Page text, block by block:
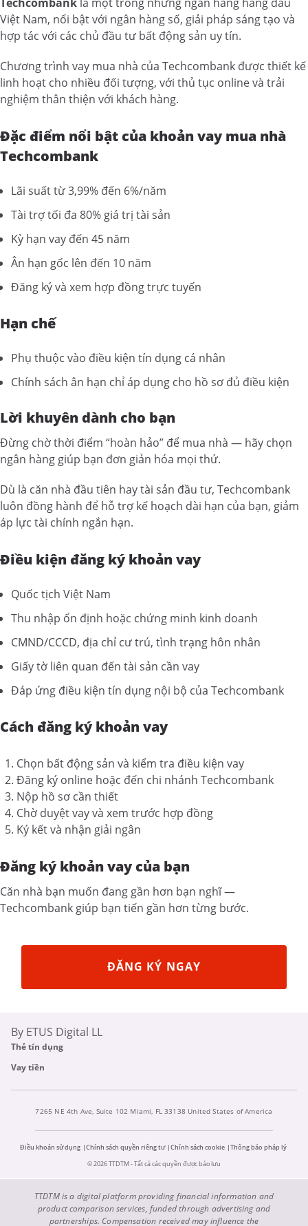
Việt Nam, nổi bật với ngân hàng số, giải pháp sáng tạo và
hợp tác với các chủ đầu tư bất động sản uy tín.
Chương trình vay mua nhà của Techcombank được thiết kế
linh hoạt cho nhiều đối tượng, với thủ tục online và trải
nghiệm thân thiện với khách hàng.
Đặc điểm nổi bật của khoản vay mua nhà
Techcombank
Lãi suất từ 3,99% đến 6%/năm
Tài trợ tối đa 80% giá trị tài sản
Kỳ hạn vay đến 45 năm
Ân hạn gốc lên đến 10 năm
Đăng ký và xem hợp đồng trực tuyến
Hạn chế
Phụ thuộc vào điều kiện tín dụng cá nhân
Chính sách ân hạn chỉ áp dụng cho hồ sơ đủ điều kiện
Lời khuyên dành cho bạn
Đừng chờ thời điểm “hoàn hảo” để mua nhà — hãy chọn
ngân hàng giúp bạn đơn giản hóa mọi thứ.
Dù là căn nhà đầu tiên hay tài sản đầu tư, Techcombank
luôn đồng hành để hỗ trợ kế hoạch dài hạn của bạn, giảm
áp lực tài chính ngắn hạn.
Điều kiện đăng ký khoản vay
Quốc tịch Việt Nam
Thu nhập ổn định hoặc chứng minh kinh doanh
CMND/CCCD, địa chỉ cư trú, tình trạng hôn nhân
Giấy tờ liên quan đến tài sản cần vay
Đáp ứng điều kiện tín dụng nội bộ của Techcombank
Cách đăng ký khoản vay
Chọn bất động sản và kiểm tra điều kiện vay
Đăng ký online hoặc đến chi nhánh Techcombank
Nộp hồ sơ cần thiết
Chờ duyệt vay và xem trước hợp đồng
Ký kết và nhận giải ngân
Đăng ký khoản vay của bạn
Căn nhà bạn muốn đang gần hơn bạn nghĩ —
Techcombank giúp bạn tiến gần hơn từng bước.
ĐĂNG KÝ NGAY
By ETUS Digital LL
Thẻ tín dụng
Vay tiền
7265 NE 4th Ave, Suite 102 Miami, FL 33138 United States of America
Điều khoản sử dụng Chính sách quyền riêng tư Chính sách cookie
Thông báo pháp lý
© 2026 TTDTM - Tất cả các quyền được bảo lưu
TTDTM is a digital platform providing financial information and
product comparison services, funded through advertising and
partnerships. Compensation received may influence the